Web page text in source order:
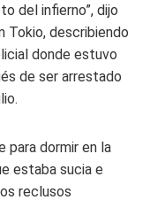
del infierno”, dijo
Tokio, describiendo
donde estuvo
de ser arrestado
para dormir en la
estaba sucia e
reclusos